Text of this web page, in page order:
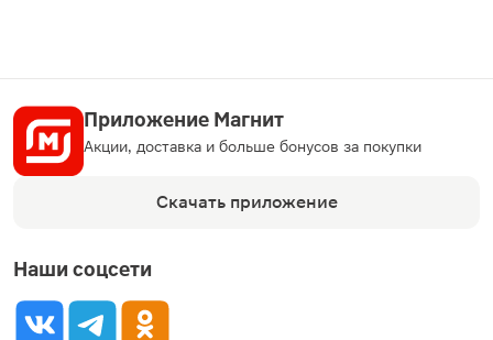
Приложение Магнит
Акции, доставка и больше бонусов за покупки
Скачать приложение
Наши соцсети